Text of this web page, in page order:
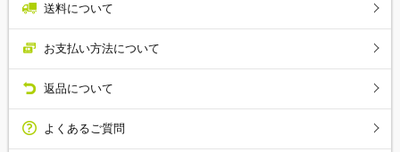
送料について
お支払い方法について
返品について
よくあるご質問